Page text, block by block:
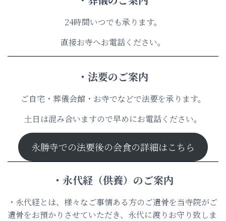
24時間いつでも承ります。
直接お寺へお電話ください。
・法要のご案内
ご自宅・葬儀会館・お寺でなどで法要を承ります。
土日は混み合いますので早めにお電話ください。
永勝寺での法要後の会食の詳細はこちら
・永代経（供養）のご案内
・永代経とは、様々なご事情ある方のご遺骨を当寺院がご
遺骨をお預かりさせていただき、永代に渡りお守り致しま